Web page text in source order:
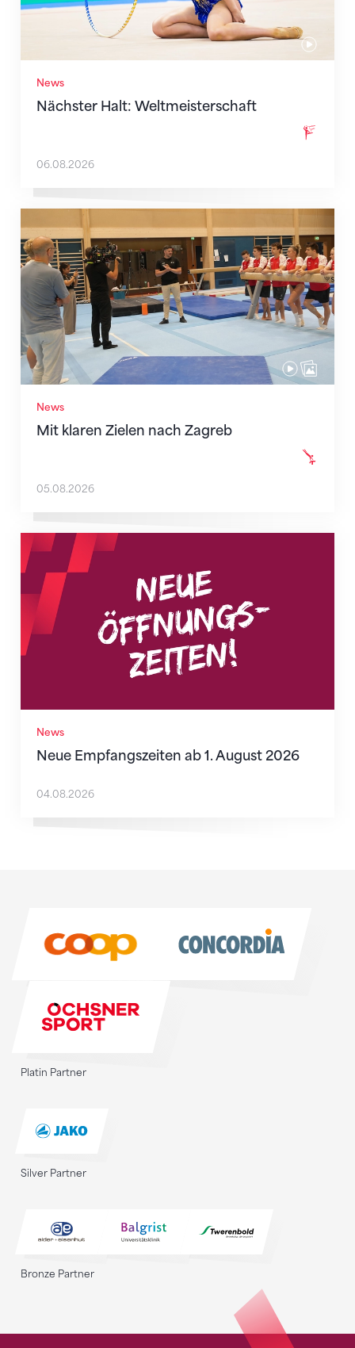
News
Nächster Halt: Weltmeisterschaft
06.08.2026
News
Mit klaren Zielen nach Zagreb
Mit klaren Zielen nach Zagreb
05.08.2026
News
Neue Empfangszeiten ab 1. August 2026
Neue Empfangszeiten ab 1. August 2026
04.08.2026
Platin Partner
Silver Partner
Bronze Partner